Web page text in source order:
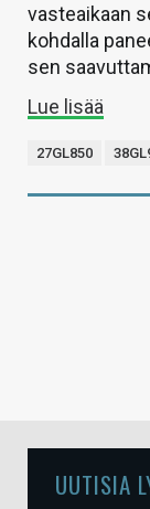
vasteaikaan
kohdalla
sen
Lue lisää
27GL850
UUTISIA